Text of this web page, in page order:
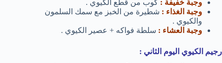
وجبة خفيفة : كوب من قطع الكيوي .
وجبة الغذاء : شطيرة من الخبز مع سمك السلمون
والكيوي .
وجبة العشاء : سلطة فواكه + عصير الكيوي .
رجيم الكيوي اليوم الثاني :